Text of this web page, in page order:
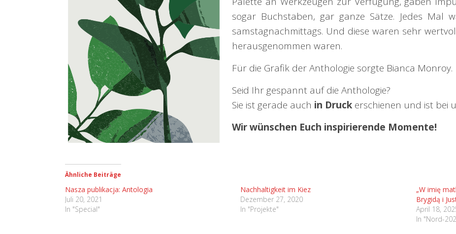
sogar Buchstaben, gar ganze Sätze. Jedes Mal
samstagnachmittags. Und diese waren sehr
herausgenommen waren.
Für die Grafik der Anthologie sorgte Bianca Monroy.
Seid Ihr gespannt auf die Anthologie?
Sie ist gerade auch in Druck erschienen und ist bei
Wir wünschen Euch inspirierende Momente!
Ähnliche Beiträge
Nasza publikacja: Antologia
Juli 20, 2021
In "Special"
Nachhaltigkeit im Kiez
Dezember 27, 2020
In "Projekte"
„W imię
Brygidą i
April 18,
In "Nord-